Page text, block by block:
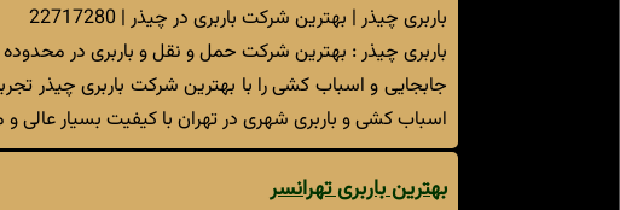
باربری چیذر | بهترین شرکت باربری در چیذر | 22717280
باربری چیذر : بهترین شرکت حمل و نقل و باربری در
جابجایی و اسباب کشی را با بهترین شرکت باربری چیذر
اسباب کشی و باربری شهری در تهران با کیفیت بسیار عالی و
بهترین باربری تهرانسر